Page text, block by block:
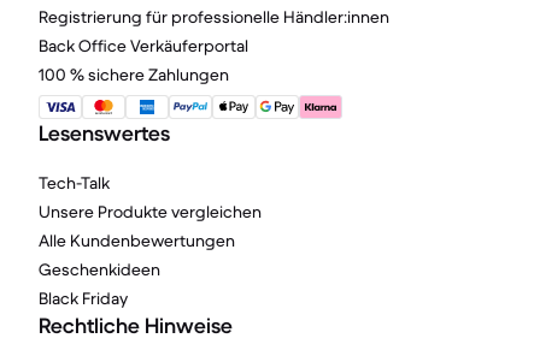
Registrierung für professionelle Händler:innen
Back Office Verkäuferportal
100 % sichere Zahlungen
Lesenswertes
Tech-Talk
Unsere Produkte vergleichen
Alle Kundenbewertungen
Geschenkideen
Black Friday
Rechtliche Hinweise